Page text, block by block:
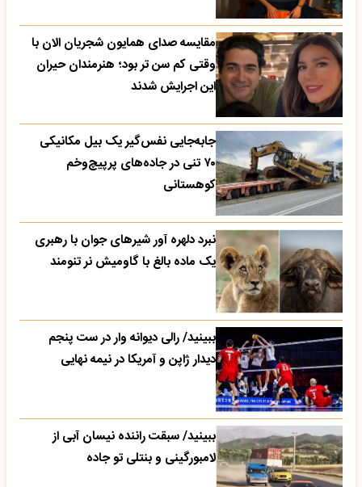
مقایسه صدای همایون شجریان الان با
وقتی کم سن تر بود؛ هنرمندان حیران
این اجرایش شدند
جابه‌جایی نفس‌گیر یک بیل مکانیکی
۷۰ تنی در جاده‌های پرپیچ‌وخم
کوهستانی
نبرد دلهره آور شیرهای جوان با رهبری
یک ماده بالغ با گاومیش نر تنومند
ببینید/ رالی دیوانه وار در ست پنجم
دیدار ژاپن و آمریکا در نیمه نهایی
ببینید/ سبقت راننده نیسان آبی از
لامبورگینی و بنتلی تو جاده